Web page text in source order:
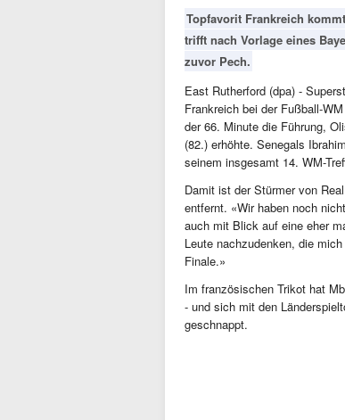
Topfavorit Frankreich
trifft nach Vorlage eines
zuvor Pech.
East Rutherford (dpa) -
Frankreich bei der Fußball-
der 66. Minute die Führung,
(82.) erhöhte. Senegals
seinem insgesamt 14. WM-
Damit ist der Stürmer von
entfernt. «Wir haben noch
auch mit Blick auf eine eher
Leute nachzudenken, die
Finale.»
Im französischen Trikot hat
- und sich mit den
geschnappt.